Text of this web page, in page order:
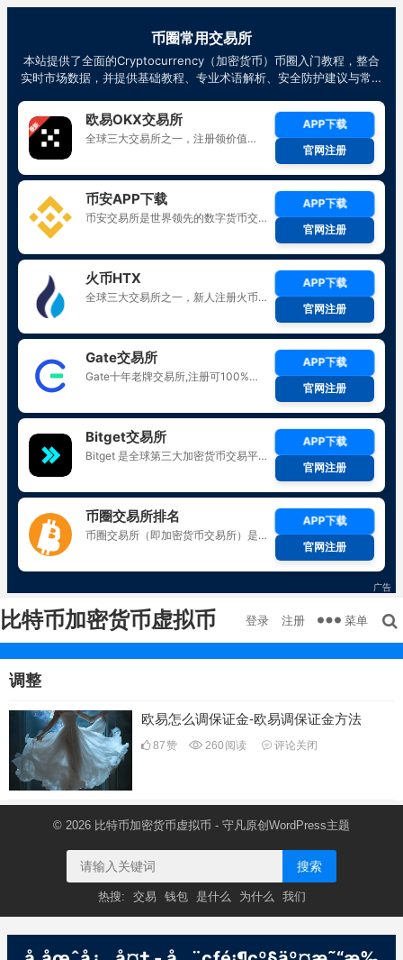
比特币加密货币虚拟币 登录 注册 菜单
调整
欧易怎么调保证金-欧易调保证金方法
87赞 260 阅读 评论关闭
© 2026 比特币加密货币虚拟币 - 守凡原创 WordPress主题
搜索
热搜: 交易 钱包 是什么 为什么 我们